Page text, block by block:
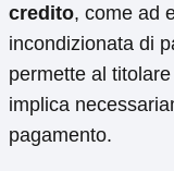
credito, come ad
incondizionata di
permette al
implica
pagamento.